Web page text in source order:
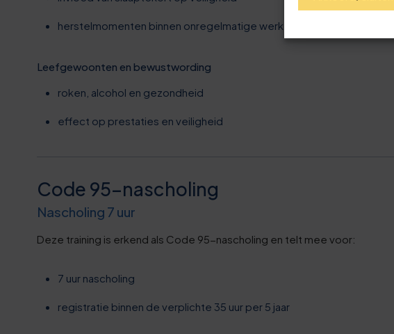
herstelmomenten binnen onregelmatige werktijden
Leefgewoonten en bewustwording
roken, alcohol en gezondheid
effect op prestaties en veiligheid
Code 95-nascholing
Nascholing 7 uur
Deze training is erkend als Code 95-nascholing en telt mee voor:
7 uur nascholing
registratie binnen de verplichte 35 uur per 5 jaar
0
3
6
6
7
8
9
0
0
1
4
9
4
9
4
5
0
0
2